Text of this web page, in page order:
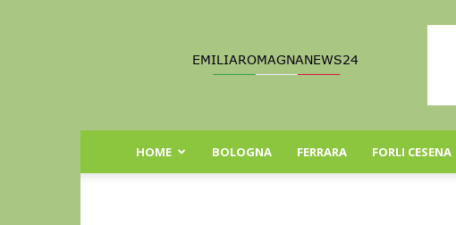
Romagna
HOME BOLOGNA FERRARA FORLI CESENA